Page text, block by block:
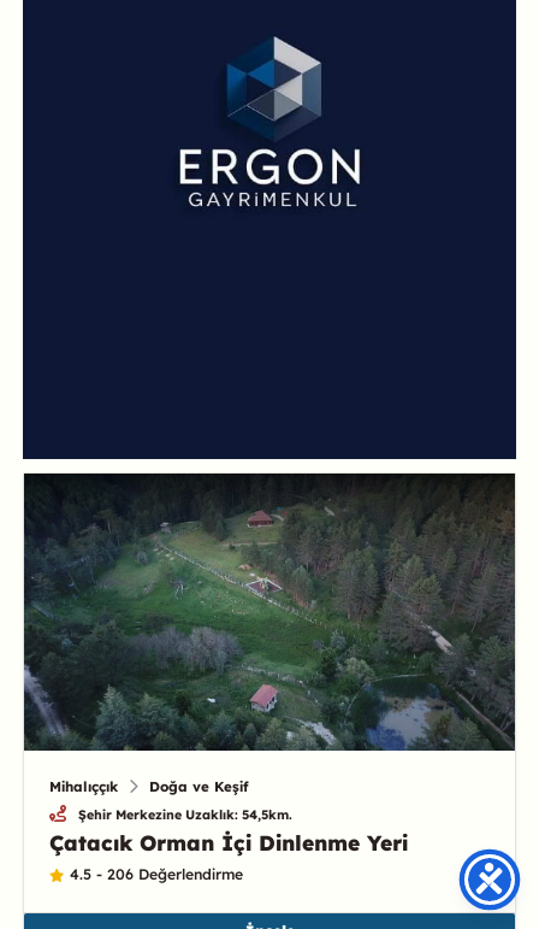
Mihalıççık Doğa ve Keşif
Şehir Merkezine Uzaklık: 54,5km.
Çatacık Orman İçi Dinlenme Yeri
4.5 - 206 Değerlendirme